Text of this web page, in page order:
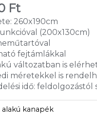
Ft
260x190cm
(200x130cm)
fejtámlákkal
változatban is
méretekkel is
idő: feldolgozástól
alakú kanapék